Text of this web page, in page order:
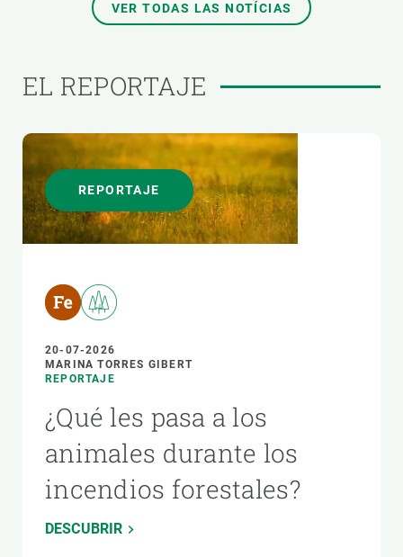
VER TODAS LAS NOTÍCIAS
EL REPORTAJE
REPORTAJE
20-07-2026
MARINA TORRES GIBERT
REPORTAJE
¿Qué les pasa a los
animales durante los
incendios forestales?
DESCUBRIR